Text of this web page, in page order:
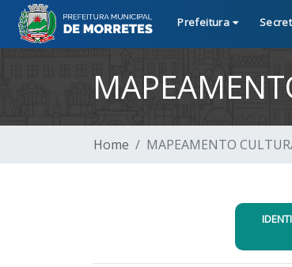
Prefeitura
Home MAPEAMENTO